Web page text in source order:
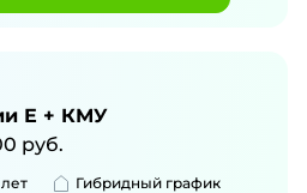
Е + КМУ
руб.
лет
Гибридный график